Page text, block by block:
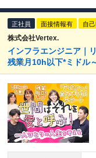
正社員 面接情報有 自
株式会社Vertex.
インフラエンジニア｜
残業月10h以下*ミドル